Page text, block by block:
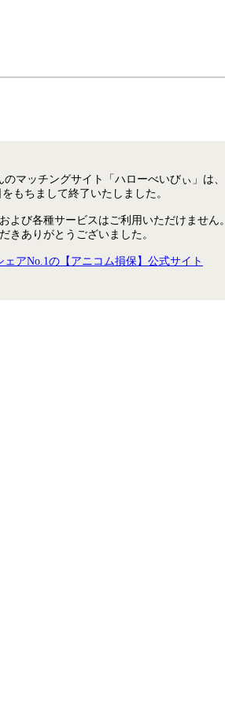
マッチングサイト「ハローべいびぃ」は、
もちまして終了いたしました。
よび各種サービスはご利用いただけません
きありがとうございました。
アNo.1の【アニコム損保】公式サイト